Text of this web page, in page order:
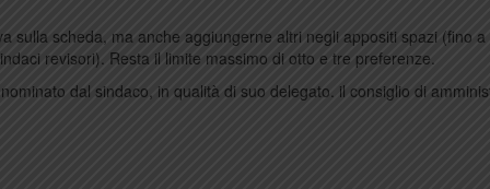
sulla scheda, ma anche aggiungerne altri negli appositi spazi (fino
revisori). Resta il limite massimo di otto e tre preferenze.
dal sindaco, in qualità di suo delegato. il consiglio di